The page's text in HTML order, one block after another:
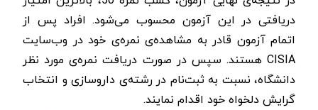
دریافتی در این آزمون محسوب می‌شود. افراد پس از
اتمام آزمون قادر به مشاهده‌ی نمره‌ی خود در وب‌سایت
CISIA هستند. سپس در صورت دریافت نمره‌ی مورد نظر
دانشگاه، نسبت به ثبت‌نام در رشته‌ی داروسازی و انتخاب
گرایش دلخواه خود اقدام نمایند.